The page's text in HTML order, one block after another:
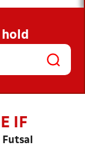
NYHEDER
OG
IF